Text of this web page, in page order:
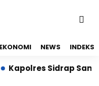
EKONOMI NEWS INDEKS
Sidrap Sambangi